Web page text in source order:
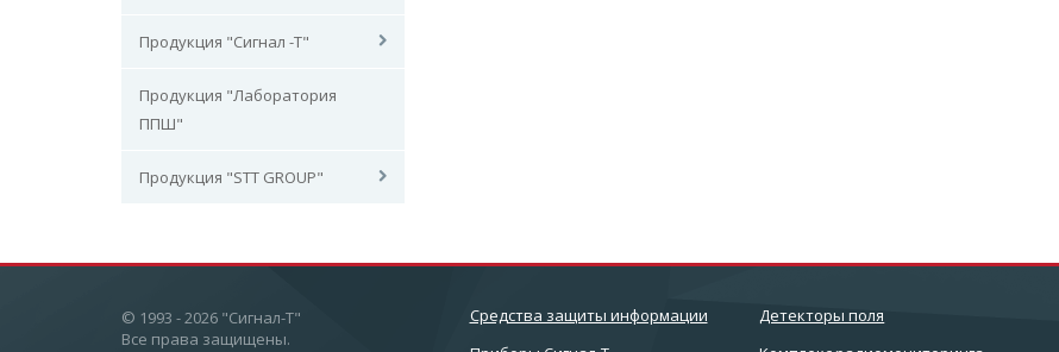
Продукция "Сигнал -Т"
Продукция "Лаборатория
ППШ"
Продукция "STT GROUP"
© 1993 - 2026 "Сигнал-Т"
Все права защищены.
Cредства защиты информации
Детекторы поля